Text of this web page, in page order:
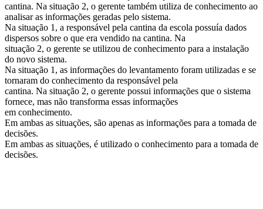
cantina. Na situação 2, o gerente também utiliza de conhecimento ao
analisar as informações geradas pelo sistema.
Na situação 1, a responsável pela cantina da escola possuía dados
dispersos sobre o que era vendido na cantina. Na
situação 2, o gerente se utilizou de conhecimento para a instalação
do novo sistema.
Na situação 1, as informações do levantamento foram utilizadas e se
tornaram do conhecimento da responsável pela
cantina. Na situação 2, o gerente possui informações que o sistema
fornece, mas não transforma essas informações
em conhecimento.
Em ambas as situações, são apenas as informações para a tomada de
decisões.
Em ambas as situações, é utilizado o conhecimento para a tomada de
decisões.